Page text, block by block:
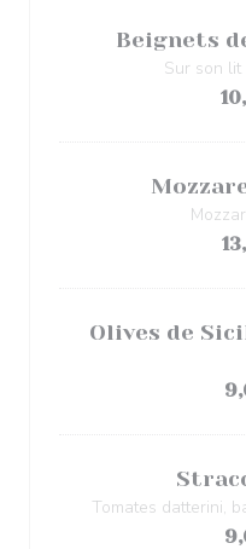
Beignets
Sur son
Olives de
Tomates datterini,